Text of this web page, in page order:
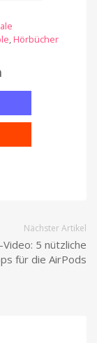
, Hörbücher
Nächster Artikel
5 nützliche
für die AirPods